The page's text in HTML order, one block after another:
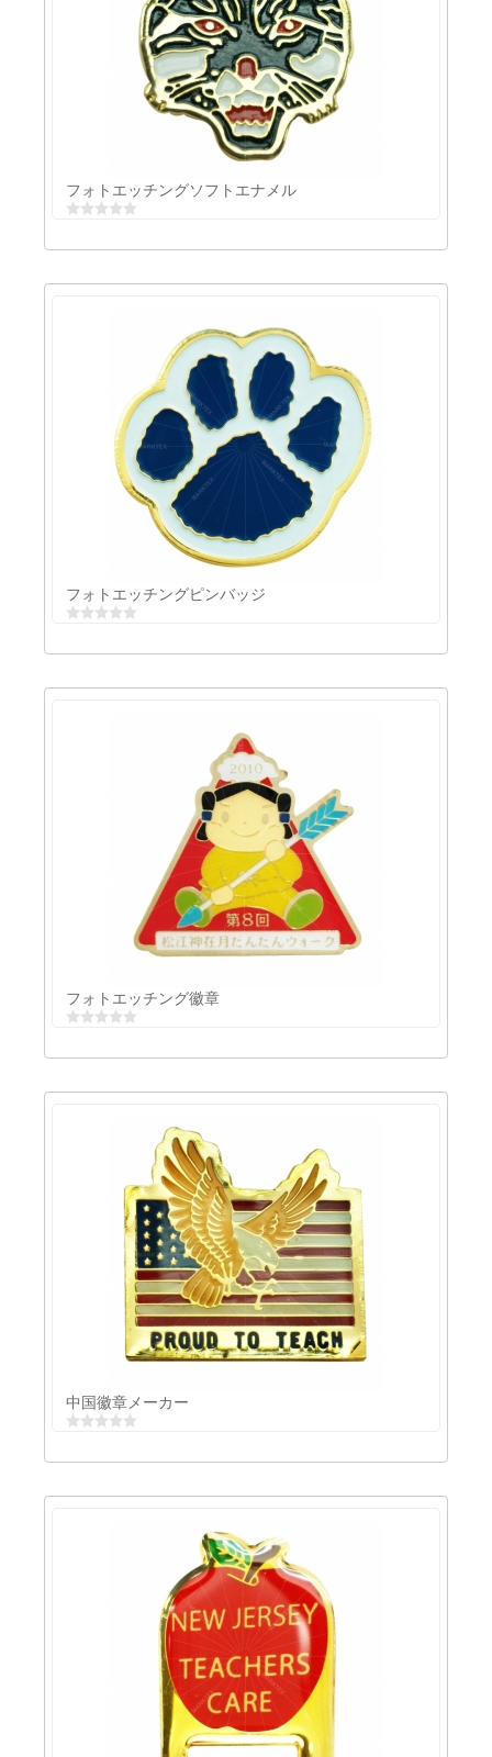
フォトエッチングエナメルとエポキシ
フォトエッチングソフトエナメル
フォトエッチングソフトエナメル
フォトエッチングピンバッジ
フォトエッチングピンバッジ
フォトエッチング徽章
フォトエッチング徽章
中国徽章メーカー
中国徽章メーカー